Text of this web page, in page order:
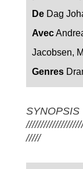
DeDag
Avec
Jacobsen,
Genres
SYNOPSIS
/////